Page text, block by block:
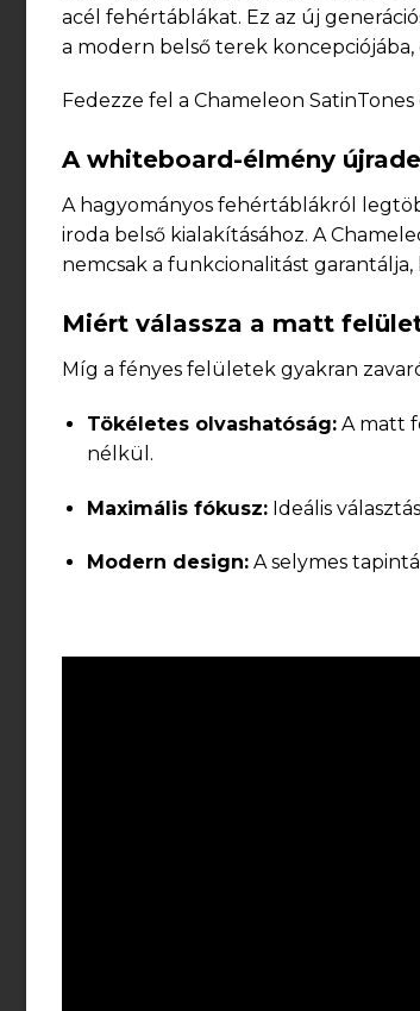
acél fehértáblákat. Ez az új
a modern belső terek koncepciójába,
Fedezze fel a Chameleon
A whiteboard-élmény
A hagyományos fehértáblákról
iroda belső kialakításához. A
nemcsak a funkcionalitást
Miért válassza a matt
Míg a fényes felületek gyakran
Tökéletes olvashatóság:A matt
nélkül.
Maximális fókusz:Ideális
Modern design:A selymes